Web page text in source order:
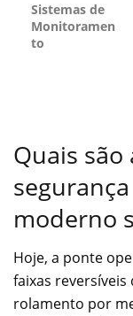
Sistemas de
Monitoramen
to
Quais são
moderno
Hoje, a ponte
faixas
rolamento por